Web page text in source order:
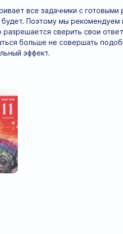
все задачники с
Поэтому мы
разрешается сверить свои
больше не совершать
эффект.